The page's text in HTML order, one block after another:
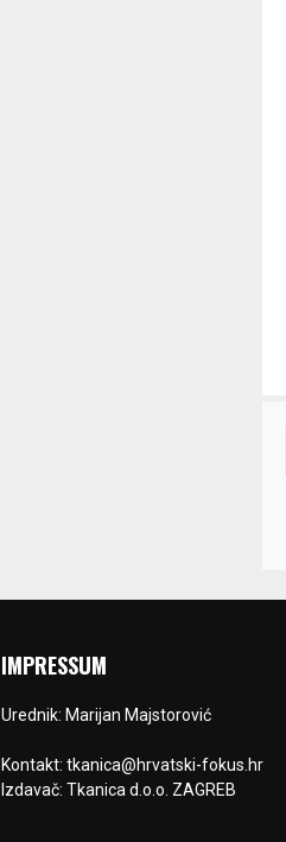
IMPRESSUM
Urednik: Marijan Majstorović
Kontakt: tkanica@hrvatski-fokus.hr
Izdavač: Tkanica d.o.o. ZAGREB